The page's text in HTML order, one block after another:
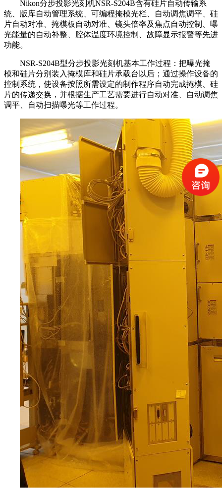
Nikon分步投影光刻机NSR-S204B含有硅片自动传输系
统、版库自动管理系统、可编程掩模光栏、自动调焦调平、硅
片自动对准、掩模板自动对准、镜头倍率及焦点自动控制、曝
光能量的自动补整、腔体温度环境控制、故障显示报警等先进
功能。
NSR-S204B型分步投影光刻机基本工作过程：把曝光掩
模和硅片分别装入掩模库和硅片承载台以后；通过操作设备的
控制系统，使设备按照所需设定的制作程序自动完成掩模、硅
片的传递交换，并根据生产工艺需要进行自动对准、自动调焦
调平、自动扫描曝光等工作过程。